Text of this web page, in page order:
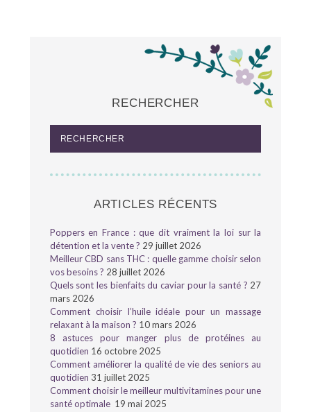
RECHERCHER
ARTICLES RÉCENTS
Poppers en France : que dit vraiment la loi sur la
détention et la vente ? 29 juillet 2026
Meilleur CBD sans THC : quelle gamme choisir selon
vos besoins ? 28 juillet 2026
Quels sont les bienfaits du caviar pour la santé ? 27
mars 2026
Comment choisir l’huile idéale pour un massage
relaxant à la maison ? 10 mars 2026
8 astuces pour manger plus de protéines au
quotidien 16 octobre 2025
Comment améliorer la qualité de vie des seniors au
quotidien 31 juillet 2025
Comment choisir le meilleur multivitamines pour une
santé optimale 19 mai 2025